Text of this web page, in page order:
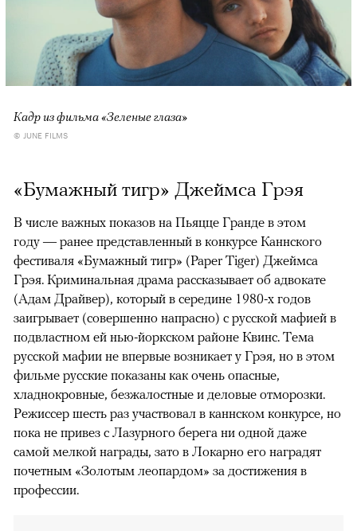
Кадр из фильма «Зеленые глаза»
© JUNE FILMS
«Бумажный тигр» Джеймса Грэя
В числе важных показов на Пьяцце Гранде в этом
году — ранее представленный в конкурсе Каннского
фестиваля «Бумажный тигр» (Paper Tiger) Джеймса
Грэя. Криминальная драма рассказывает об адвокате
(Адам Драйвер), который в середине 1980-х годов
заигрывает (совершенно напрасно) с русской мафией в
подвластном ей нью-йоркском районе Квинс. Тема
русской мафии не впервые возникает у Грэя, но в этом
фильме русские показаны как очень опасные,
хладнокровные, безжалостные и деловые отморозки.
Режиссер шесть раз участвовал в каннском конкурсе, но
пока не привез с Лазурного берега ни одной даже
самой мелкой награды, зато в Локарно его наградят
почетным «Золотым леопардом» за достижения в
профессии.